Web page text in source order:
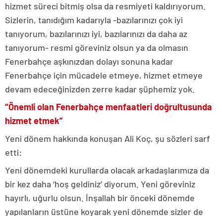
hizmet süreci bitmiş olsa da resmiyeti kaldırıyorum.
Sizlerin, tanıdığım kadarıyla -bazılarınızı çok iyi
tanıyorum, bazılarınızı iyi, bazılarınızı da daha az
tanıyorum- resmi göreviniz olsun ya da olmasın
Fenerbahçe aşkınızdan dolayı sonuna kadar
Fenerbahçe için mücadele etmeye, hizmet etmeye
devam edeceğinizden zerre kadar şüphemiz yok.
“Önemli olan Fenerbahçe menfaatleri doğrultusunda
hizmet etmek”
Yeni dönem hakkında konuşan Ali Koç, şu sözleri sarf
etti:
Yeni dönemdeki kurullarda olacak arkadaşlarımıza da
bir kez daha ‘hoş geldiniz’ diyorum. Yeni göreviniz
hayırlı, uğurlu olsun. İnşallah bir önceki dönemde
yapılanların üstüne koyarak yeni dönemde sizler de